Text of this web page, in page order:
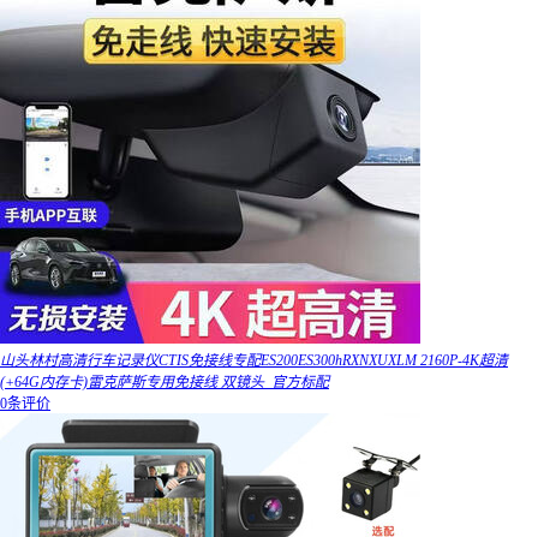
山头林村高清行车记录仪CTIS免接线专配ES200ES300hRXNXUXLM 2160P-4K超清
(+64G内存卡)雷克萨斯专用免接线 双镜头_官方标配
0条评价